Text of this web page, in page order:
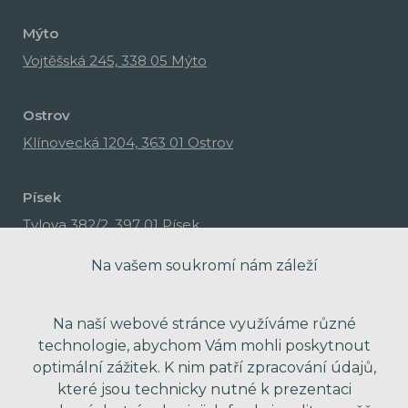
Mýto
Vojtěšská 245, 338 05 Mýto
Ostrov
Klínovecká 1204, 363 01 Ostrov
Písek
Tylova 382/2, 397 01 Písek
Na vašem soukromí nám záleží
Na naší webové stránce využíváme různé
technologie, abychom Vám mohli poskytnout
optimální zážitek. K nim patří zpracování údajů,
které jsou technicky nutné k prezentaci